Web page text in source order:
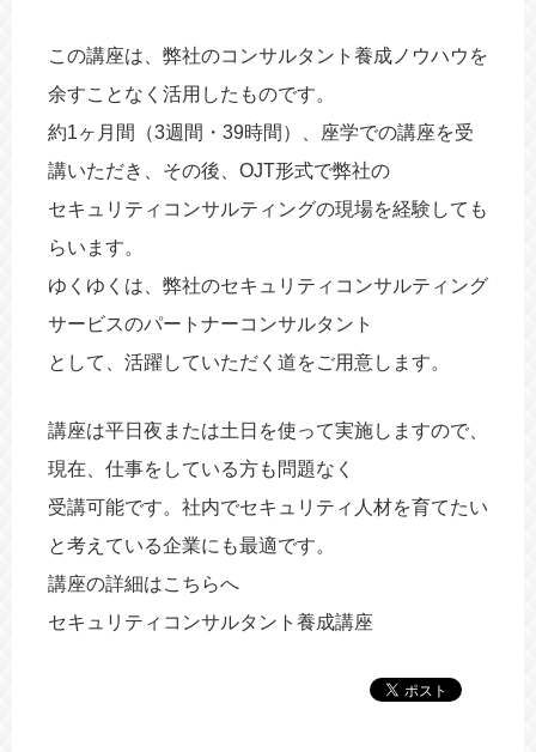
この講座は、弊社のコンサルタント養成ノウハウを
余すことなく活用したものです。
約1ヶ月間（3週間・39時間）、座学での講座を受
講いただき、その後、OJT形式で弊社の
セキュリティコンサルティングの現場を経験しても
らいます。
ゆくゆくは、弊社のセキュリティコンサルティング
サービスのパートナーコンサルタント
として、活躍していただく道をご用意します。
講座は平日夜または土日を使って実施しますので、
現在、仕事をしている方も問題なく
受講可能です。社内でセキュリティ人材を育てたい
と考えている企業にも最適です。
講座の詳細はこちらへ
セキュリティコンサルタント養成講座